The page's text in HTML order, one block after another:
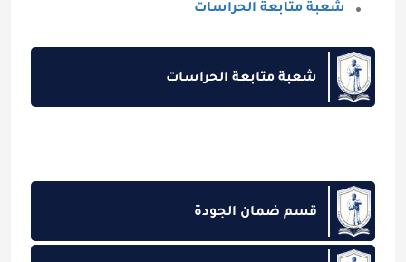
شعبة متابعة الحراسات
شعبة متابعة الحراسات
قسم ضمان الجودة